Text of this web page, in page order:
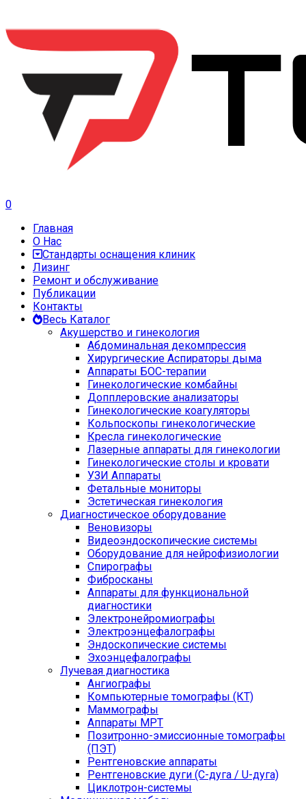
0
Главная
О Нас
Стандарты оснащения клиник
Лизинг
Ремонт и обслуживание
Публикации
Контакты
Весь Каталог
Акушерство и гинекология
Абдоминальная декомпрессия
Хирургические Аспираторы дыма
Аппараты БОС-терапии
Гинекологические комбайны
Допплеровские анализаторы
Гинекологические коагуляторы
Кольпоскопы гинекологические
Кресла гинекологические
Лазерные аппараты для гинекологии
Гинекологические столы и кровати
УЗИ Аппараты
Фетальные мониторы
Эстетическая гинекология
Диагностическое оборудование
Веновизоры
Видеоэндоскопические системы
Оборудование для нейрофизиологии
Спирографы
Фибросканы
Аппараты для функциональной
диагностики
Электронейромиографы
Электроэнцефалографы
Эндоскопические системы
Эхоэнцефалографы
Лучевая диагностика
Ангиографы
Компьютерные томографы (КТ)
Маммографы
Аппараты МРТ
Позитронно-эмиссионные томографы
(ПЭТ)
Рентгеновские аппараты
Рентгеновские дуги (С-дуга / U-дуга)
Циклотрон-системы